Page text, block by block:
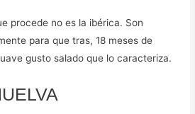
procede no es la ibérica. Son
para que tras, 18 meses de
gusto salado que lo caracteriza.